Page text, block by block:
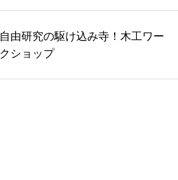
自由研究の駆け込み寺！木工ワー
クショップ